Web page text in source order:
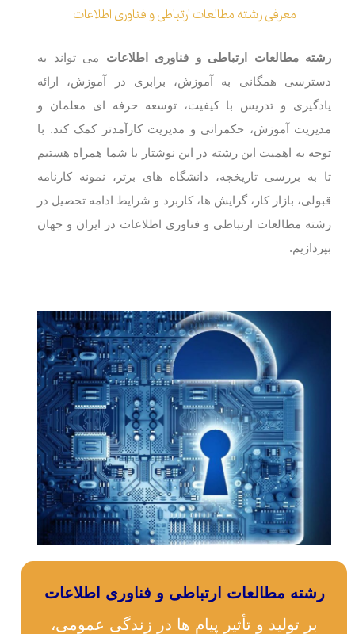
معرفی رشته مطالعات ارتباطی و فناوری اطلاعات
رشته مطالعات ارتباطی و فناوری اطلاعات می تواند به
دسترسی همگانی به آموزش، برابری در آموزش، ارائه
یادگیری و تدریس با کیفیت، توسعه حرفه ای معلمان و
مدیریت آموزش، حکمرانی و مدیریت کارآمدتر کمک کند. با
توجه به اهمیت این رشته در این نوشتار با شما همراه هستیم
تا به بررسی تاریخچه، دانشگاه ‌های برتر، نمونه کارنامه
قبولی، بازار کار، گرایش ها، کاربرد و شرایط ادامه تحصیل در
رشته مطالعات ارتباطی و فناوری اطلاعات در ایران و جهان
بپردازیم.
رشته مطالعات ارتباطی و فناوری اطلاعات
بر تولید و تأثیر پیام ها در زندگی عمومی،